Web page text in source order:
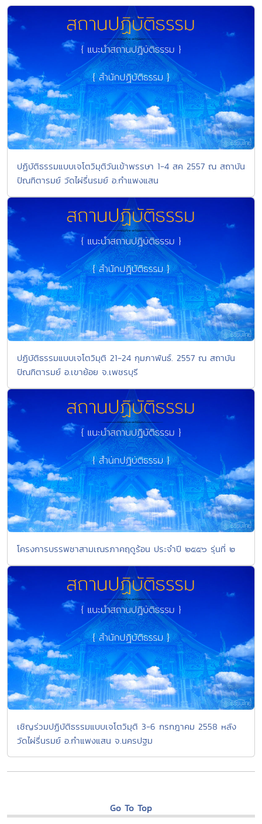
ปฏิบัติธรรมแบบเจโตวิมุติวันเข้าพรรษา 1-4 สค 2557 ณ สถาบัน
ปัณฑิตารมย์ วัดไผ่รื่นรมย์ อ.กำแพงแสน
ปฏิบัติธรรมแบบเจโตวิมุติ 21-24 กุมภาพันธ์. 2557 ณ สถาบัน
ปัณฑิตารมย์ อ.เขาย้อย จ.เพชรบุรี
โครงการบรรพชาสามเณรภาคฤดูร้อน ประจำปี ๒๕๕๖ รุ่นที่ ๒
เชิญร่วมปฏิบัติธรรมแบบเจโตวิมุติ 3-6 กรกฎาคม 2558 หลัง
วัดไผ่รื่นรมย์ อ.กำแพงแสน จ.นครปฐม
Go To Top